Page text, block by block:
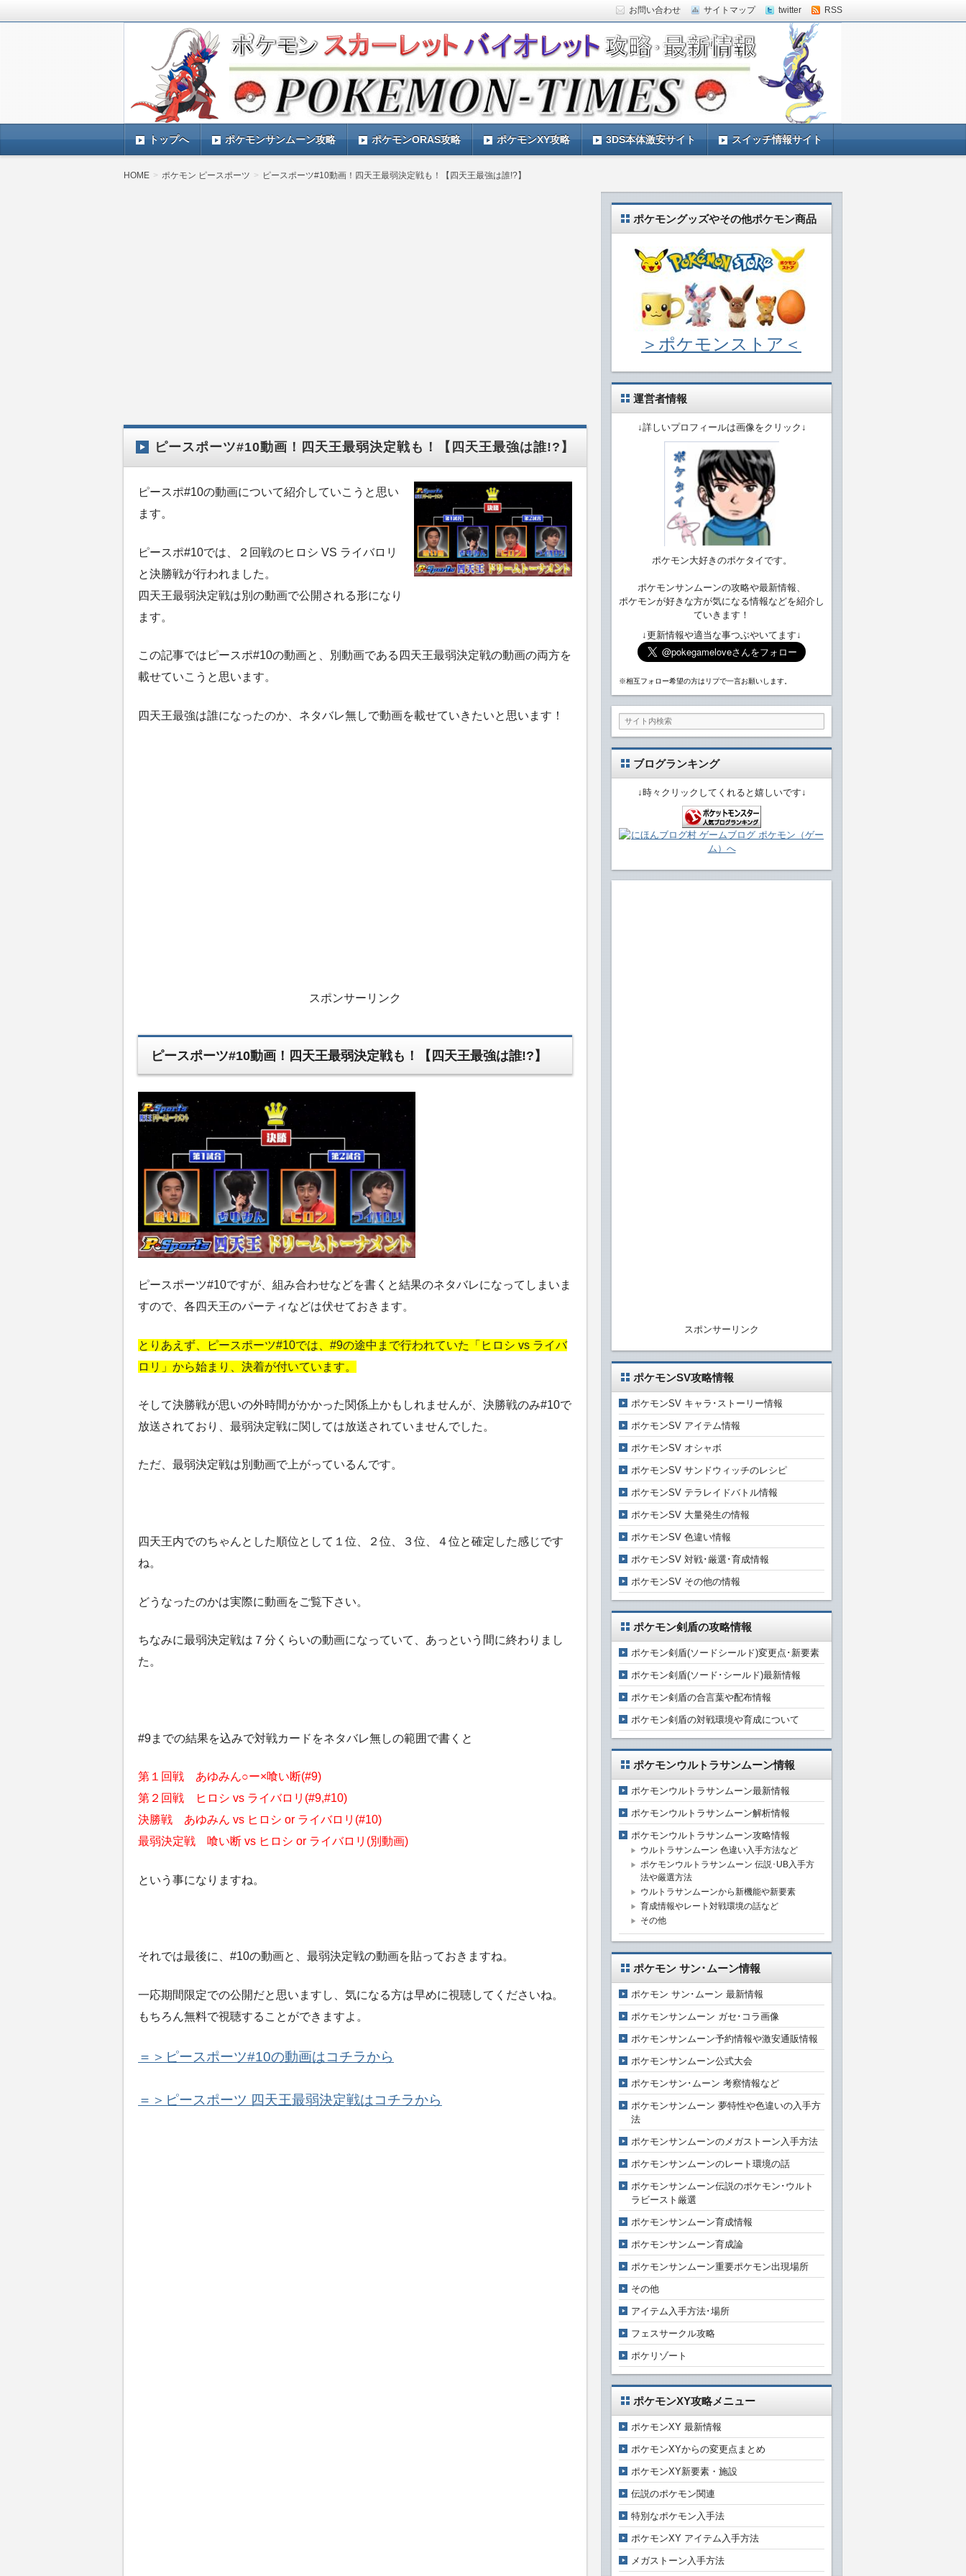
お問い合わせ サイトマップ twitter RSS
ポケモン最新情報まとめ『POKEMON-TIMES』
ポケモンSV(スカーレットバイオレット)の攻略や最新情報などをお届けする『POKEMON-
TIMES』 ポケモンSV(スカーレットバイオレット)の育成論やお得な情報なども紹介していきま
トップへ ポケモンサンムーン攻略 ポケモンORAS攻略 ポケモンXY攻略 3DS本体激安サイト スイッチ情報サイト
HOME ポケモン ピースポーツ ピースポーツ#10動画！四天王最弱決定戦も！【四天王最強は誰!?】
ピースポーツ#10動画！四天王最弱決定戦も！【四天王最強は誰!?】
ピースポ#10の動画について紹介していこうと思い
ます。
ピースポ#10では、２回戦のヒロシ VS ライバロリ
と決勝戦が行われました。
四天王最弱決定戦は別の動画で公開される形になり
ます。
この記事ではピースポ#10の動画と、別動画である四天王最弱決定戦の動画の両方を
載せていこうと思います。
四天王最強は誰になったのか、ネタバレ無しで動画を載せていきたいと思います！
スポンサーリンク
ピースポーツ#10動画！四天王最弱決定戦も！【四天王最強は誰!?】
ピースポーツ#10ですが、組み合わせなどを書くと結果のネタバレになってしまいま
すので、各四天王のパーティなどは伏せておきます。
とりあえず、ピースポーツ#10では、#9の途中まで行われていた「ヒロシ vs ライバ
ロリ」から始まり、決着が付いています。
そして決勝戦が思いの外時間がかかった関係上かもしれませんが、決勝戦のみ#10で
放送されており、最弱決定戦に関しては放送されていませんでした。
ただ、最弱決定戦は別動画で上がっているんです。
四天王内でのちゃんとした順位として１位、２位、３位、４位と確定した感じです
ね。
どうなったのかは実際に動画をご覧下さい。
ちなみに最弱決定戦は７分くらいの動画になっていて、あっという間に終わりまし
た。
#9までの結果を込みで対戦カードをネタバレ無しの範囲で書くと
第１回戦 あゆみん○ー×喰い断(#9)
第２回戦 ヒロシ vs ライバロリ(#9,#10)
決勝戦 あゆみん vs ヒロシ or ライバロリ(#10)
最弱決定戦 喰い断 vs ヒロシ or ライバロリ(別動画)
という事になりますね。
それでは最後に、#10の動画と、最弱決定戦の動画を貼っておきますね。
一応期間限定での公開だと思いますし、気になる方は早めに視聴してくださいね。
もちろん無料で視聴することができますよ。
＝＞ピースポーツ#10の動画はコチラから
＝＞ピースポーツ 四天王最弱決定戦はコチラから
ポケモングッズやその他ポケモン商品
＞ポケモンストア＜
運営者情報
↓詳しいプロフィールは画像をクリック↓
ポケモン大好きのポケタイです。
ポケモンサンムーンの攻略や最新情報、
ポケモンが好きな方が気になる情報などを紹介し
ていきます！
↓更新情報や適当な事つぶやいてます↓
※相互フォロー希望の方はリプで一言お願いします。
ブログランキング
↓時々クリックしてくれると嬉しいです↓
スポンサーリンク
ポケモンSV攻略情報
ポケモンSV キャラ･ストーリー情報
ポケモンSV アイテム情報
ポケモンSV オシャボ
ポケモンSV サンドウィッチのレシピ
ポケモンSV テラレイドバトル情報
ポケモンSV 大量発生の情報
ポケモンSV 色違い情報
ポケモンSV 対戦･厳選･育成情報
ポケモンSV その他の情報
ポケモン剣盾の攻略情報
ポケモン剣盾(ソードシールド)変更点･新要素
ポケモン剣盾(ソード･シールド)最新情報
ポケモン剣盾の合言葉や配布情報
ポケモン剣盾の対戦環境や育成について
ポケモンウルトラサンムーン情報
ポケモンウルトラサンムーン最新情報
ポケモンウルトラサンムーン解析情報
ポケモンウルトラサンムーン攻略情報
ウルトラサンムーン 色違い入手方法など
ポケモンウルトラサンムーン 伝説･UB入手方
法や厳選方法
ウルトラサンムーンから新機能や新要素
育成情報やレート対戦環境の話など
その他
ポケモン サン･ムーン情報
ポケモン サン･ムーン 最新情報
ポケモンサンムーン ガセ･コラ画像
ポケモンサンムーン予約情報や激安通販情報
ポケモンサンムーン公式大会
ポケモンサン･ムーン 考察情報など
ポケモンサンムーン 夢特性や色違いの入手方
法
ポケモンサンムーンのメガストーン入手方法
ポケモンサンムーンのレート環境の話
ポケモンサンムーン伝説のポケモン･ウルト
ラビースト厳選
ポケモンサンムーン育成情報
ポケモンサンムーン育成論
ポケモンサンムーン重要ポケモン出現場所
その他
アイテム入手方法･場所
フェスサークル攻略
ポケリゾート
ポケモンXY攻略メニュー
ポケモンXY 最新情報
ポケモンXYからの変更点まとめ
ポケモンXY新要素・施設
伝説のポケモン関連
特別なポケモン入手法
ポケモンXY アイテム入手方法
メガストーン入手方法